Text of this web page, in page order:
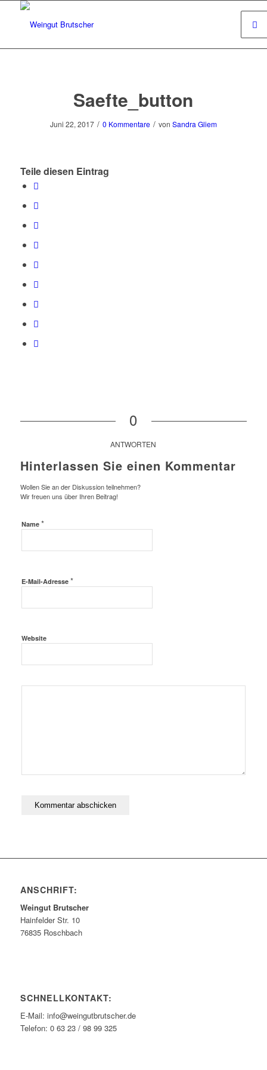
Saefte_button
Juni 22, 2017 / 0 Kommentare / von Sandra Gliem
Teile diesen Eintrag
0
ANTWORTEN
Hinterlassen Sie einen Kommentar
Wollen Sie an der Diskussion teilnehmen?
Wir freuen uns über Ihren Beitrag!
Name *
E-Mail-Adresse *
Website
ANSCHRIFT:
Weingut Brutscher
Hainfelder Str. 10
76835 Roschbach
SCHNELLKONTAKT:
E-Mail: info@weingutbrutscher.de
Telefon: 0 63 23 / 98 99 325